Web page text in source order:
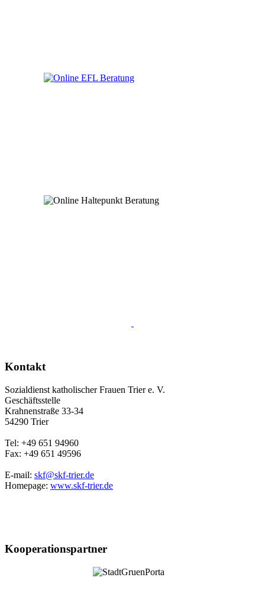
Kontakt
Sozialdienst katholischer Frauen Trier e. V.
Geschäftsstelle
Krahnenstraße 33-34
54290 Trier
Tel: +49 651 94960
Fax: +49 651 49596
E-mail: skf@skf-trier.de
Homepage: www.skf-trier.de
Kooperationspartner